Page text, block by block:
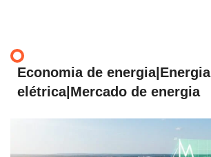
Economia de energia|Energia
elétrica|Mercado de energia